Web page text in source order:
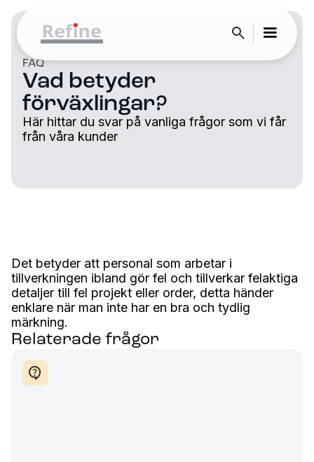
FAQ
Vad betyder
förväxlingar?
Här hittar du svar på vanliga frågor som vi får
från våra kunder
Det betyder att personal som arbetar i
tillverkningen ibland gör fel och tillverkar felaktiga
detaljer till fel projekt eller order, detta händer
enklare när man inte har en bra och tydlig
märkning.
Relaterade frågor